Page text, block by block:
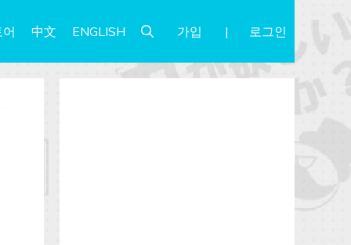
中文 ENGLISH 가입 로그인